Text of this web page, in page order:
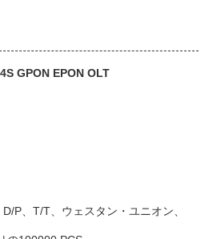
GPON EPON OLT
P、T/T、ウェスタン・ユニオン、